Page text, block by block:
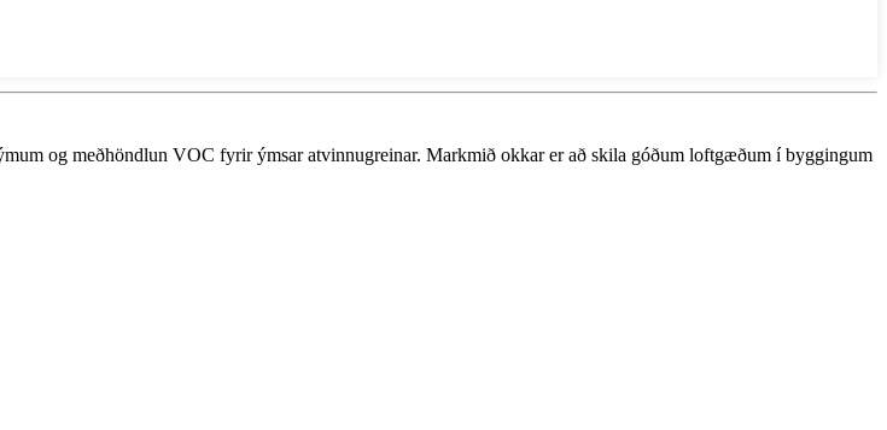
og meðhöndlun VOC fyrir ýmsar atvinnugreinar. Markmið okkar er að skila góðum loftgæðum í byggingum